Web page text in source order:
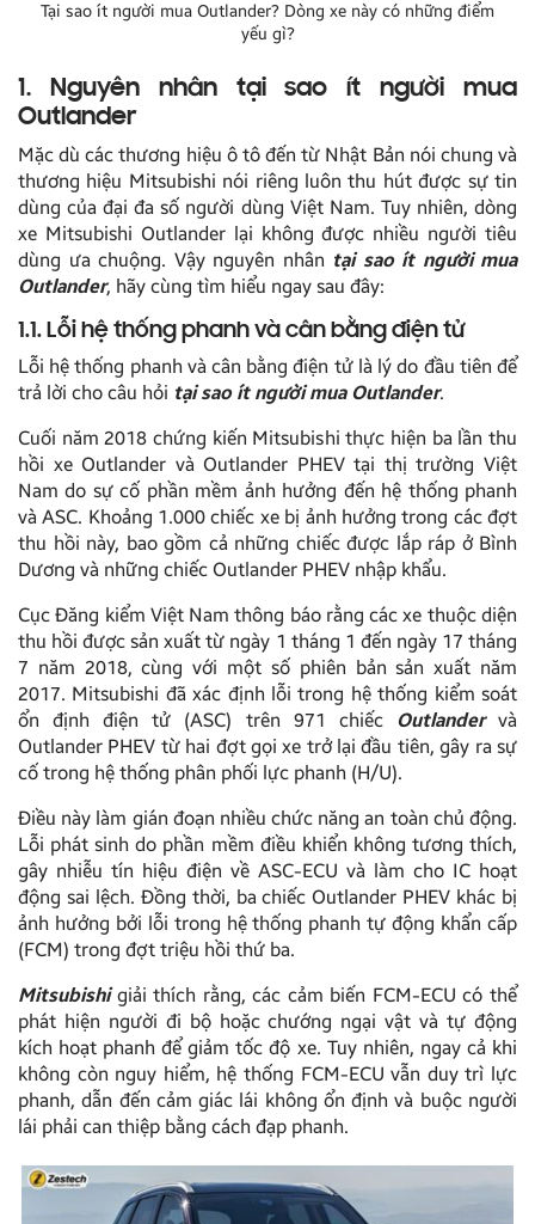
Tại sao ít người mua Outlander? Dòng xe này có những điểm
yếu gì?
1. Nguyên nhân tại sao ít người mua
Outlander
Mặc dù các thương hiệu ô tô đến từ Nhật Bản nói chung và
thương hiệu Mitsubishi nói riêng luôn thu hút được sự tin
dùng của đại đa số người dùng Việt Nam. Tuy nhiên, dòng
xe Mitsubishi Outlander lại không được nhiều người tiêu
dùng ưa chuộng. Vậy nguyên nhân tại sao ít người mua
Outlander, hãy cùng tìm hiểu ngay sau đây:
1.1. Lỗi hệ thống phanh và cân bằng điện tử
Lỗi hệ thống phanh và cân bằng điện tử là lý do đầu tiên để
trả lời cho câu hỏi tại sao ít người mua Outlander.
Cuối năm 2018 chứng kiến Mitsubishi thực hiện ba lần thu
hồi xe Outlander và Outlander PHEV tại thị trường Việt
Nam do sự cố phần mềm ảnh hưởng đến hệ thống phanh
và ASC. Khoảng 1.000 chiếc xe bị ảnh hưởng trong các đợt
thu hồi này, bao gồm cả những chiếc được lắp ráp ở Bình
Dương và những chiếc Outlander PHEV nhập khẩu.
Cục Đăng kiểm Việt Nam thông báo rằng các xe thuộc diện
thu hồi được sản xuất từ ngày 1 tháng 1 đến ngày 17 tháng
7 năm 2018, cùng với một số phiên bản sản xuất năm
2017. Mitsubishi đã xác định lỗi trong hệ thống kiểm soát
ổn định điện tử (ASC) trên 971 chiếc Outlandervà
Outlander PHEV từ hai đợt gọi xe trở lại đầu tiên, gây ra sự
cố trong hệ thống phân phối lực phanh (H/U).
Điều này làm gián đoạn nhiều chức năng an toàn chủ động.
Lỗi phát sinh do phần mềm điều khiển không tương thích,
gây nhiễu tín hiệu điện về ASC-ECU và làm cho IC hoạt
động sai lệch. Đồng thời, ba chiếc Outlander PHEV khác bị
ảnh hưởng bởi lỗi trong hệ thống phanh tự động khẩn cấp
(FCM) trong đợt triệu hồi thứ ba.
Mitsubishi giải thích rằng, các cảm biến FCM-ECU có thể
phát hiện người đi bộ hoặc chướng ngại vật và tự động
kích hoạt phanh để giảm tốc độ xe. Tuy nhiên, ngay cả khi
không còn nguy hiểm, hệ thống FCM-ECU vẫn duy trì lực
phanh, dẫn đến cảm giác lái không ổn định và buộc người
lái phải can thiệp bằng cách đạp phanh.